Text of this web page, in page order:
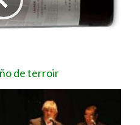
de terroir